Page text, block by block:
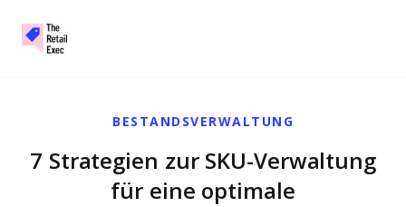
BESTANDSVERWALTUNG
7 Strategien zur SKU-Verwaltung
für eine optimale